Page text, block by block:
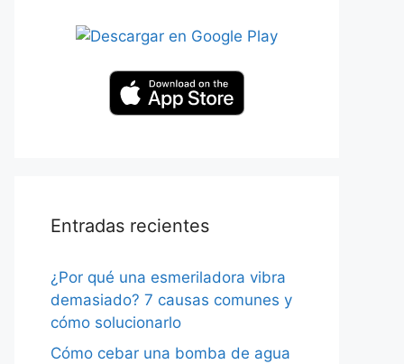
Entradas recientes
¿Por qué una esmeriladora vibra
demasiado? 7 causas comunes y
cómo solucionarlo
Cómo cebar una bomba de agua